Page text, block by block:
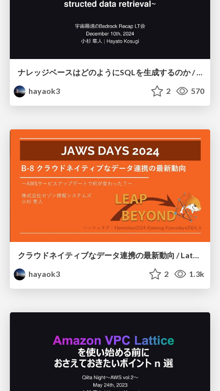
hayaok3
2 570
クラウドネイティブなデータ連携の最新動向 / Latest trends in cloud-native data integration
hayaok3
2 1.3k